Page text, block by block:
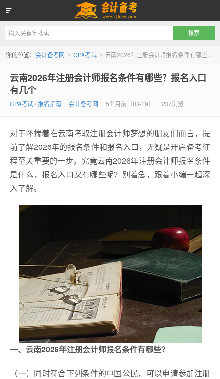
会计备考网
你的位置： 会计备考网 > CPA考试 > 云南2026年注册会计师报名条件有哪些？报名入口有几个
云南2026年注册会计师报名条件有哪些？报名入口
有几个
CPA考试/报名指南 会计备考网 5个月前（03-19） 237浏览
对于怀揣着在云南考取注册会计师梦想的朋友们而言，提
前了解2026年的报名条件和报名入口，无疑是开启备考征
程至关重要的一步。究竟云南2026年注册会计师报名条件
是什么，报名入口又有哪些呢？别着急，跟着小编一起深
入了解。
一、云南2026年注册会计师报名条件有哪些？
​（一）同时符合下列条件的中国公民，可以申请参加注册